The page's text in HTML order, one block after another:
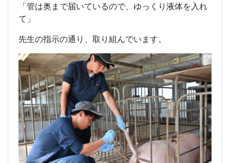
「管は奥まで届いているので、ゆっくり液体を入れ
て」
先生の指示の通り、取り組んでいます。